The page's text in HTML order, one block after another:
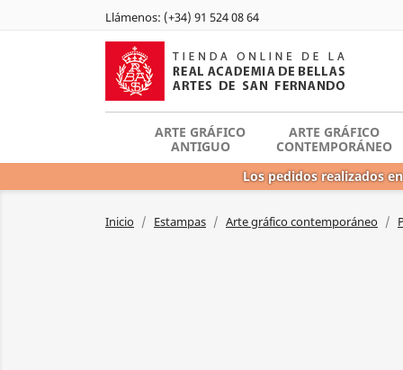
Llámenos: (+34) 91 524 08 64
ARTE GRÁFICO
ANTIGUO
ARTE GRÁFICO
CONTEMPORÁNEO
Los pedidos realizados
Inicio Estampas Arte gráfico contemporáneo